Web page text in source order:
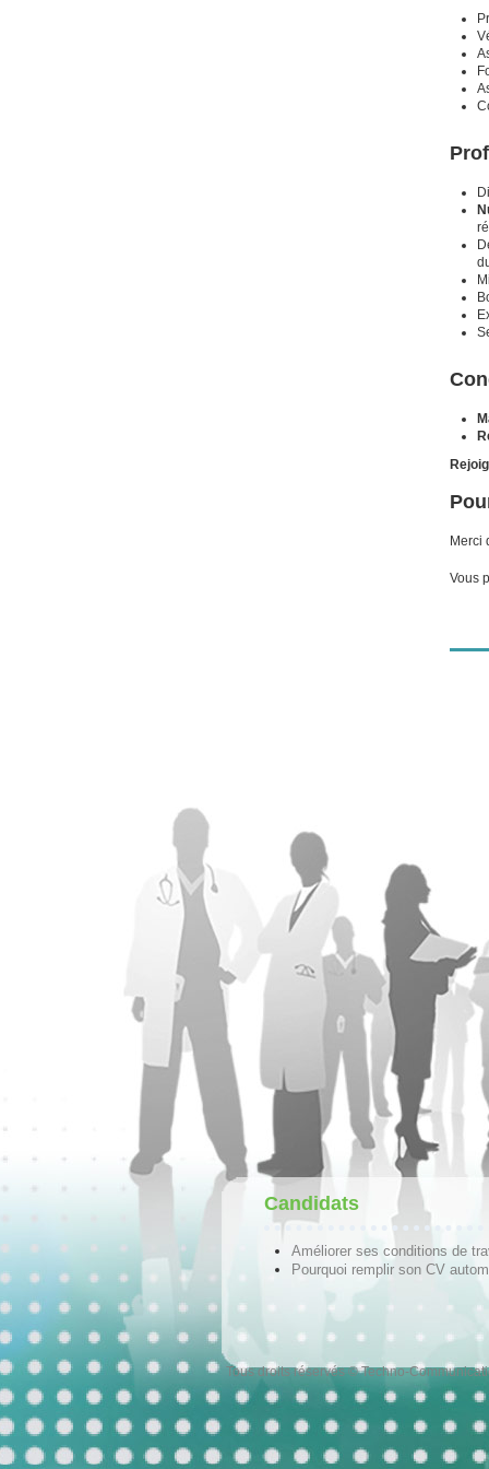
Merci
Vous
Candidats
Améliorer ses conditions de
Pourquoi remplir son CV
Tous droits réservés © Techno-